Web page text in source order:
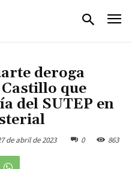
deroga
que
del SUTEP en
de abril de 2023 0 863